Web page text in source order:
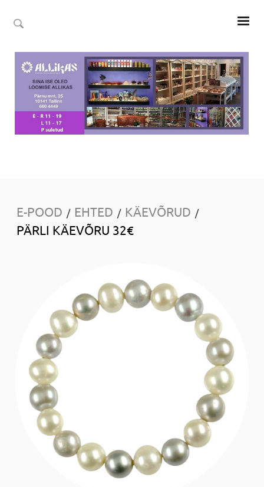
E-POOD / EHTED / KÄEVÕRUD /
PÄRLI KÄEVÕRU 32€